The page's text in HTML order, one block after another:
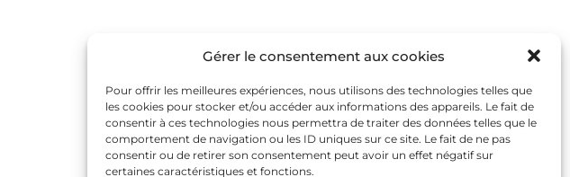
Gérer le consentement aux cookies
Pour offrir les meilleures expériences, nous utilisons des technologies telles que
les cookies pour stocker et/ou accéder aux informations des appareils. Le fait de
consentir à ces technologies nous permettra de traiter des données telles que le
comportement de navigation ou les ID uniques sur ce site. Le fait de ne pas
consentir ou de retirer son consentement peut avoir un effet négatif sur
certaines caractéristiques et fonctions.